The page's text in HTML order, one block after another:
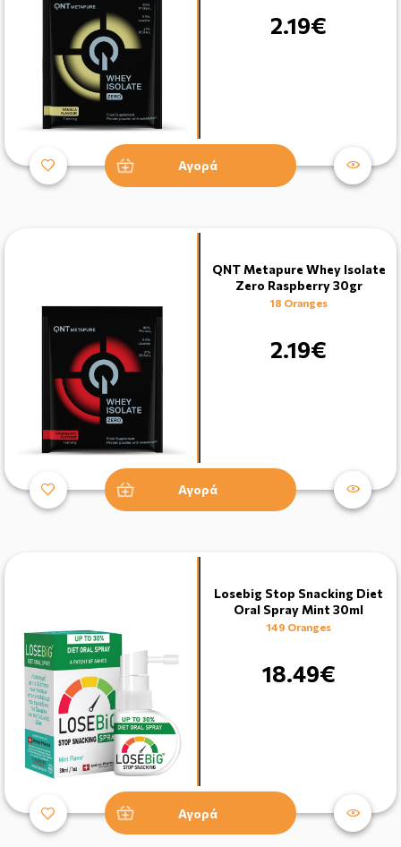
2.19€
Αγορά
QNT Metapure Whey Isolate
Zero Raspberry 30gr
18 Oranges
2.19€
Αγορά
Losebig Stop Snacking Diet
Oral Spray Mint 30ml
149 Oranges
18.49€
Αγορά